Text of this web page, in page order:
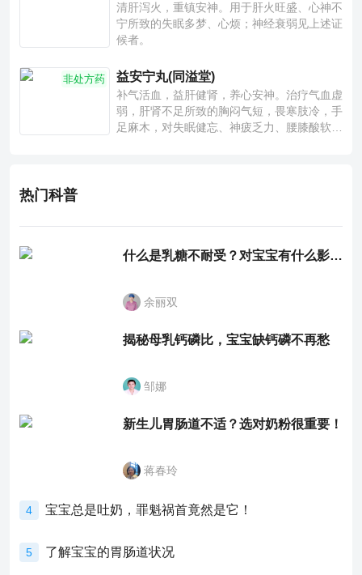
清肝泻火，重镇安神。用于肝火旺盛、心神不
宁所致的失眠多梦、心烦；神经衰弱见上述证
候者。
非处方药 益安宁丸(同溢堂)
补气活血，益肝健肾，养心安神。治疗气血虚
弱，肝肾不足所致的胸闷气短，畏寒肢冷，手
足麻木，对失眠健忘、神疲乏力、腰膝酸软也
热门科普
什么是乳糖不耐受？对宝宝有什么影响？
余丽双
揭秘母乳钙磷比，宝宝缺钙磷不再愁
邹娜
新生儿胃肠道不适？选对奶粉很重要！
蒋春玲
4 宝宝总是吐奶，罪魁祸首竟然是它！
5 了解宝宝的胃肠道状况